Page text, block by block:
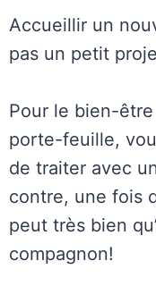
Accueillir un
pas un petit
Pour le bien-
porte-feuille,
de traiter avec
contre, une fois
peut très bien
compagnon!